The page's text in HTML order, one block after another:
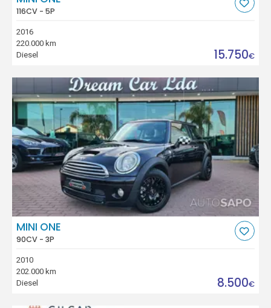
116CV - 5P
2016
220.000 km
Diesel
15.750€
MINI ONE
90CV - 3P
2010
202.000 km
Diesel
8.500€